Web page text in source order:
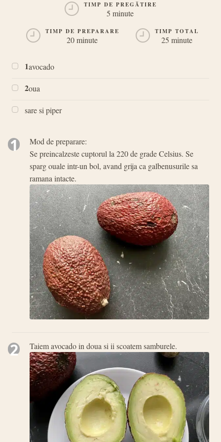
TIMP DE PREGĂTIRE
5 minute
TIMP DE PREPARARE
20 minute
TIMP TOTAL
25 minute
1avocado
2oua
sare si piper
1
Mod de preparare:
Se preincalzeste cuptorul la 220 de grade Celsius. Se
sparg ouale intr-un bol, avand grija ca galbenusurile sa
ramana intacte.
2 Taiem avocado in doua si ii scoatem samburele.